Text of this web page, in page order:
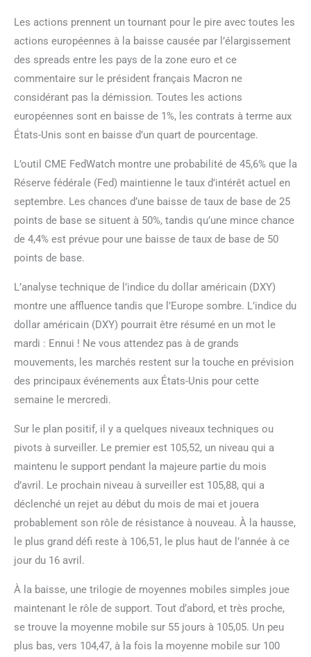
Les actions prennent un tournant pour le pire avec toutes les
actions européennes à la baisse causée par l’élargissement
des spreads entre les pays de la zone euro et ce
commentaire sur le président français Macron ne
considérant pas la démission. Toutes les actions
européennes sont en baisse de 1%, les contrats à terme aux
États-Unis sont en baisse d’un quart de pourcentage.
L’outil CME FedWatch montre une probabilité de 45,6% que la
Réserve fédérale (Fed) maintienne le taux d’intérêt actuel en
septembre. Les chances d’une baisse de taux de base de 25
points de base se situent à 50%, tandis qu’une mince chance
de 4,4% est prévue pour une baisse de taux de base de 50
points de base.
L’analyse technique de l’indice du dollar américain (DXY)
montre une affluence tandis que l’Europe sombre. L’indice du
dollar américain (DXY) pourrait être résumé en un mot le
mardi : Ennui ! Ne vous attendez pas à de grands
mouvements, les marchés restent sur la touche en prévision
des principaux événements aux États-Unis pour cette
semaine le mercredi.
Sur le plan positif, il y a quelques niveaux techniques ou
pivots à surveiller. Le premier est 105,52, un niveau qui a
maintenu le support pendant la majeure partie du mois
d’avril. Le prochain niveau à surveiller est 105,88, qui a
déclenché un rejet au début du mois de mai et jouera
probablement son rôle de résistance à nouveau. À la hausse,
le plus grand défi reste à 106,51, le plus haut de l’année à ce
jour du 16 avril.
À la baisse, une trilogie de moyennes mobiles simples joue
maintenant le rôle de support. Tout d’abord, et très proche,
se trouve la moyenne mobile sur 55 jours à 105,05. Un peu
plus bas, vers 104,47, à la fois la moyenne mobile sur 100